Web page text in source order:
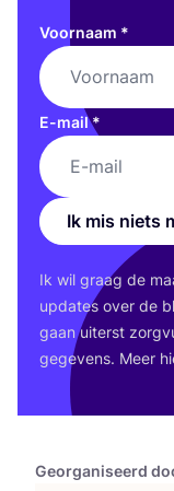
Georganiseerd
Voornaam *
E-mail*
Ik mis niets
Ik wil graag de
upda­tes over de
gaan uiterst
gege­vens. Meer